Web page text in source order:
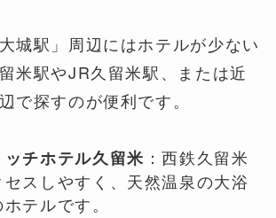
城駅」周辺にはホテルが少ない
米駅やJR久留米駅、または近
で探すのが便利です。
チホテル久留米 ：西鉄久留米
スしやすく、天然温泉の大浴
テルです。